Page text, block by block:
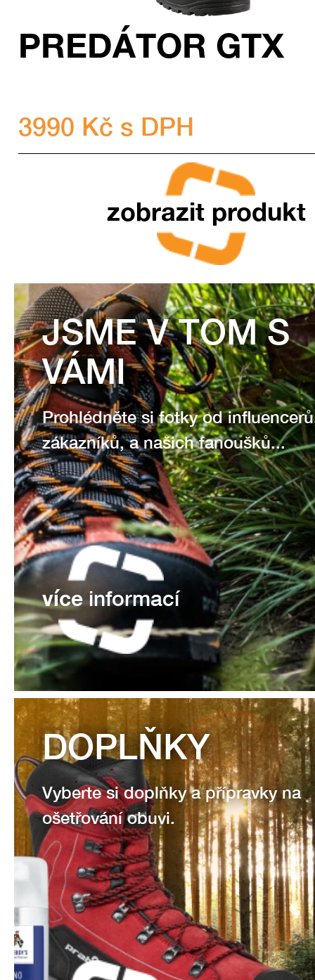
PREDÁTOR GTX
3990 Kč s DPH
zobrazit produkt
JSME V TOM S
VÁMI
Prohlédněte si fotky od
zákazníků, a našich fanoušků...
víceinformací
DOPLŇKY
Vyberte si doplňky a přípravky na
ošetřování obuvi.